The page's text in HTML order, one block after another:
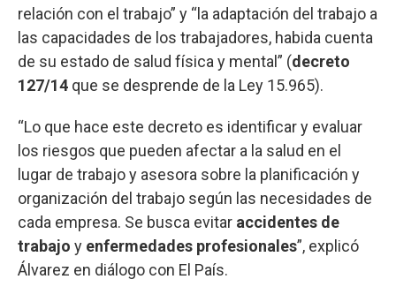
relación con el trabajo” y “la adaptación del trabajo a
las capacidades de los trabajadores, habida cuenta
de su estado de salud física y mental” (decreto
127/14 que se desprende de la Ley 15.965).
“Lo que hace este decreto es identificar y evaluar
los riesgos que pueden afectar a la salud en el
lugar de trabajo y asesora sobre la planificación y
organización del trabajo según las necesidades de
cada empresa. Se busca evitar accidentes de
trabajo y enfermedades profesionales”, explicó
Álvarez en diálogo con El País.